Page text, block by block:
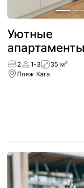
Уютные
пляжа — Ката
2 1-3 35 м2
Пляж Ката